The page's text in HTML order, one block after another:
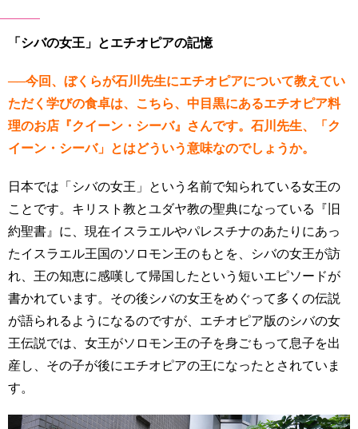
「シバの女王」とエチオピアの記憶
──今回、ぼくらが石川先生にエチオピアについて教えてい
ただく学びの食卓は、こちら、中目黒にあるエチオピア料
理のお店『クイーン・シーバ』さんです。石川先生、「ク
イーン・シーバ」とはどういう意味なのでしょうか。
日本では「シバの女王」という名前で知られている女王の
ことです。キリスト教とユダヤ教の聖典になっている『旧
約聖書』に、現在イスラエルやパレスチナのあたりにあっ
たイスラエル王国のソロモン王のもとを、シバの女王が訪
れ、王の知恵に感嘆して帰国したという短いエピソードが
書かれています。その後シバの女王をめぐって多くの伝説
が語られるようになるのですが、エチオピア版のシバの女
王伝説では、女王がソロモン王の子を身ごもって息子を出
産し、その子が後にエチオピアの王になったとされていま
す。